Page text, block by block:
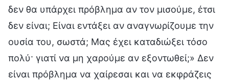
δεν θα υπάρχει πρόβλημα αν τον μισούμε, έτσι
δεν είναι; Είναι εντάξει αν αναγνωρίζουμε την
ουσία του, σωστά; Μας έχει καταδιώξει τόσο
πολύ· γιατί να μη χαρούμε αν εξοντωθεί;» Δεν
είναι πρόβλημα να χαίρεσαι και να εκφράζεις